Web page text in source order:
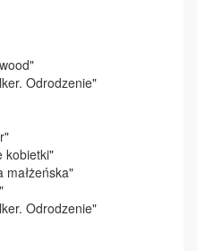
Odrodzenie"
kobietki"
małżeńska"
Odrodzenie"